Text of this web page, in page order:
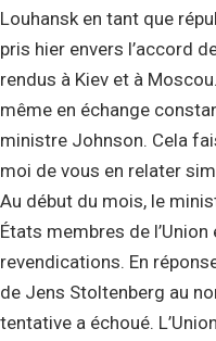
Louhansk en tant que
pris hier envers l’accord
rendus à Kiev et à
même en échange
ministre Johnson. Cela
moi de vous en relater
Au début du mois, le
États membres de
revendications. En
de Jens Stoltenberg au
tentative a échoué.